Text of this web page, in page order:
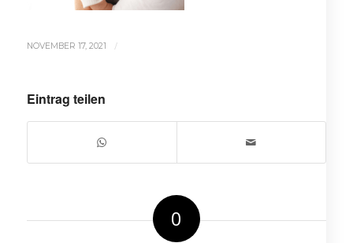
NOVEMBER 17, 2021 /
Eintrag teilen
0